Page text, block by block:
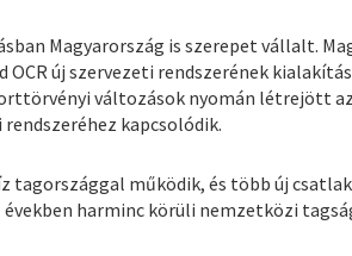
Magyarország is szerepet vállalt.
OCR új szervezeti rendszerének
változások nyomán létrejött
kapcsolódik.
tagországgal működik, és több új
években harminc körüli nemzetközi